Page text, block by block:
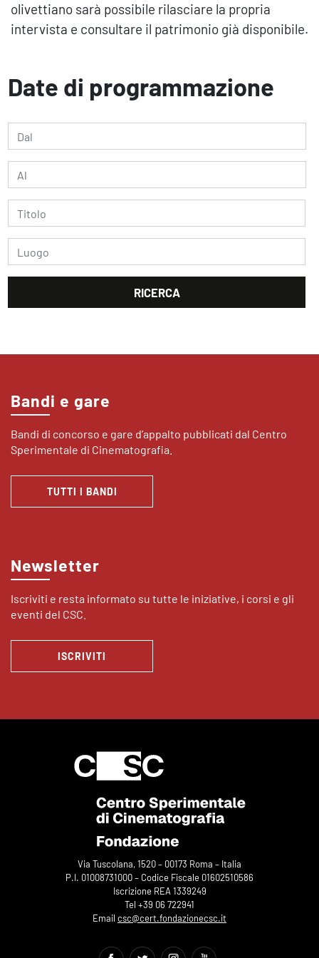
olivettiano sarà possibile rilasciare la propria
intervista e consultare il patrimonio già disponibile.
Date di programmazione
Bandi e gare
Bandi di concorso e gare d’appalto pubblicati dal Centro
Sperimentale di Cinematografia.
TUTTI I BANDI
Newsletter
Iscriviti e resta informato su tutte le iniziative, i corsi e gli
eventi del CSC.
ISCRIVITI
Via Tuscolana, 1520 – 00173 Roma – Italia
P.I. 01008731000 – Codice Fiscale 01602510586
Iscrizione REA 1339249
Tel +39 06 722941
Email csc@cert.fondazionecsc.it